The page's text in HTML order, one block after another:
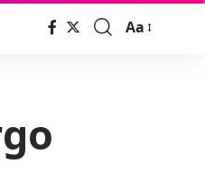
Font
Aa